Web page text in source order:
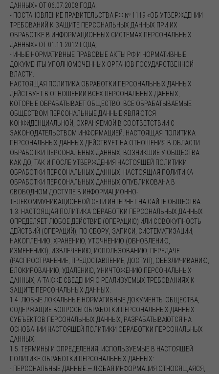
ДАННЫХ» ОТ 06.07.2008 ГОДА;
- ПОСТАНОВЛЕНИЕ ПРАВИТЕЛЬСТВА РФ № 1119 «ОБ УТВЕРЖДЕНИИ
ТРЕБОВАНИЙ К ЗАЩИТЕ ПЕРСОНАЛЬНЫХ ДАННЫХ ПРИ ИХ
ОБРАБОТКЕ В ИНФОРМАЦИОННЫХ СИСТЕМАХ ПЕРСОНАЛЬНЫХ
ДАННЫХ» ОТ 01.11.2012 ГОДА;
- ИНЫЕ НОРМАТИВНЫЕ ПРАВОВЫЕ АКТЫ РФ И НОРМАТИВНЫЕ
ДОКУМЕНТЫ УПОЛНОМОЧЕННЫХ ОРГАНОВ ГОСУДАРСТВЕННОЙ
ВЛАСТИ.
НАСТОЯЩАЯ ПОЛИТИКА ОБРАБОТКИ ПЕРСОНАЛЬНЫХ ДАННЫХ
ДЕЙСТВУЕТ В ОТНОШЕНИИ ВСЕХ ПЕРСОНАЛЬНЫХ ДАННЫХ,
КОТОРЫЕ ОБРАБАТЫВАЕТ ОБЩЕСТВО. ВСЕ ОБРАБАТЫВАЕМЫЕ
ОБЩЕСТВОМ ПЕРСОНАЛЬНЫЕ ДАННЫЕ ЯВЛЯЮТСЯ
КОНФИДЕНЦИАЛЬНОЙ, ОХРАНЯЕМОЙ В СООТВЕТСТВИИ С
ЗАКОНОДАТЕЛЬСТВОМ ИНФОРМАЦИЕЙ. НАСТОЯЩАЯ ПОЛИТИКА
ПЕРСОНАЛЬНЫХ ДАННЫХ ДЕЙСТВУЕТ НА ОТНОШЕНИЯ В ОБЛАСТИ
ОБРАБОТКИ ПЕРСОНАЛЬНЫХ ДАННЫХ, ВОЗНИКШИЕ У ОБЩЕСТВА
КАК ДО, ТАК И ПОСЛЕ УТВЕРЖДЕНИЯ НАСТОЯЩЕЙ ПОЛИТИКИ
ОБРАБОТКИ ПЕРСОНАЛЬНЫХ ДАННЫХ. НАСТОЯЩАЯ ПОЛИТИКА
ОБРАБОТКИ ПЕРСОНАЛЬНЫХ ДАННЫХ ОПУБЛИКОВАНА В
СВОБОДНОМ ДОСТУПЕ В ИНФОРМАЦИОННО-
ТЕЛЕКОММУНИКАЦИОННОЙ СЕТИ ИНТЕРНЕТ НА САЙТЕ ОБЩЕСТВА.
1.3. НАСТОЯЩАЯ ПОЛИТИКА ОБРАБОТКИ ПЕРСОНАЛЬНЫХ ДАННЫХ
ОПРЕДЕЛЯЕТ ЛЮБОЕ ДЕЙСТВИЕ (ОПЕРАЦИЮ) ИЛИ СОВОКУПНОСТЬ
ДЕЙСТВИЙ (ОПЕРАЦИЙ), ПО СБОРУ, ЗАПИСИ, СИСТЕМАТИЗАЦИИ,
НАКОПЛЕНИЮ, ХРАНЕНИЮ, УТОЧНЕНИЮ (ОБНОВЛЕНИЮ,
ИЗМЕНЕНИЮ), ИЗВЛЕЧЕНИЮ, ИСПОЛЬЗОВАНИЮ, ПЕРЕДАЧЕ
(РАСПРОСТРАНЕНИЕ, ПРЕДОСТАВЛЕНИЕ, ДОСТУП), ОБЕЗЛИЧИВАНИЮ,
БЛОКИРОВАНИЮ, УДАЛЕНИЮ, УНИЧТОЖЕНИЮ ПЕРСОНАЛЬНЫХ
ДАННЫХ, А ТАКЖЕ СВЕДЕНИЯ О РЕАЛИЗУЕМЫХ ТРЕБОВАНИЯХ К
ЗАЩИТЕ ПЕРСОНАЛЬНЫХ ДАННЫХ.
1.4. ЛЮБЫЕ ЛОКАЛЬНЫЕ НОРМАТИВНЫЕ ДОКУМЕНТЫ ОБЩЕСТВА,
СОДЕРЖАЩИЕ ВОПРОСЫ ОБРАБОТКИ ПЕРСОНАЛЬНЫХ ДАННЫХ
СУБЪЕКТОВ ПЕРСОНАЛЬНЫХ ДАННЫХ, РАЗРАБАТЫВАЮТСЯ НА
ОСНОВАНИИ НАСТОЯЩЕЙ ПОЛИТИКИ ОБРАБОТКИ ПЕРСОНАЛЬНЫХ
ДАННЫХ.
1.5. ТЕРМИНЫ И ОПРЕДЕЛЕНИЯ, ИСПОЛЬЗУЕМЫЕ В НАСТОЯЩЕЙ
ПОЛИТИКЕ ОБРАБОТКИ ПЕРСОНАЛЬНЫХ ДАННЫХ:
- ПЕРСОНАЛЬНЫЕ ДАННЫЕ — ЛЮБАЯ ИНФОРМАЦИЯ ОТНОСЯЩАЯСЯ,